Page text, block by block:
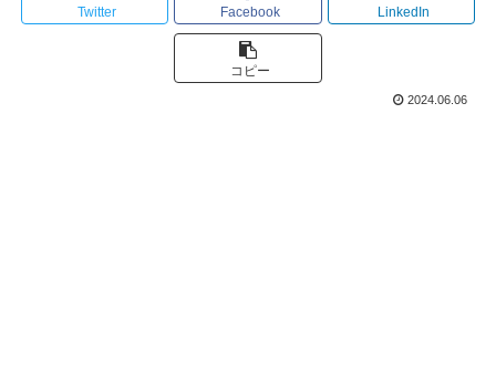
Twitter Facebook LinkedIn
コピー
2024.06.06